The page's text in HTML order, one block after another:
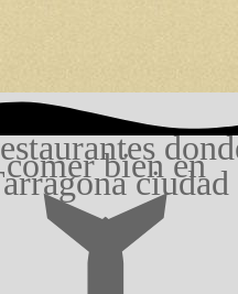
comer bien en
ciudad